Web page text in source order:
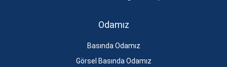
Odamız
Basında Odamız
Görsel Basında Odamız